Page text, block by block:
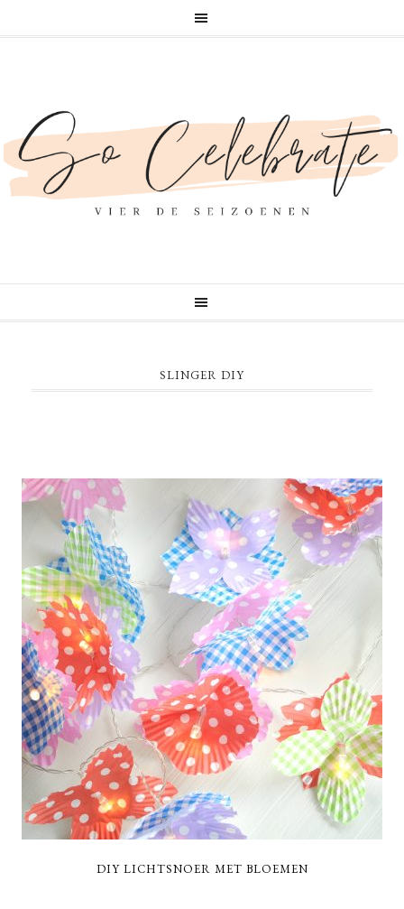
SLINGER DIY
DIY LICHTSNOER MET BLOEMEN